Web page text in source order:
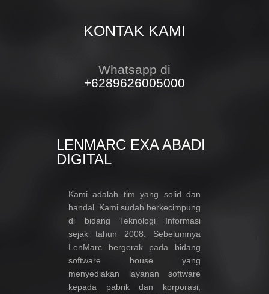
KONTAK KAMI
Whatsapp di
+6289626005000
LENMARC EXA ABADI
DIGITAL
Kami adalah tim yang solid dan
handal. Kami sudah berkecimpung
di bidang Teknologi Informasi
sejak tahun 2008. Sebelumnya
LenMarc bergerak pada bidang
software house yang
menyediakan layanan software
kepada pabrik dan korporasi,